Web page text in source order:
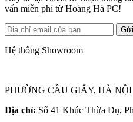
vấn miễn phí từ Hoàng Hà PC!
Hệ thống Showroom
PHƯỜNG CẦU GIẤY, HÀ NỘI
Địa chỉ: Số 41 Khúc Thừa Dụ,